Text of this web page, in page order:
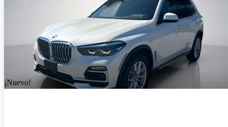
¡Nuevo!